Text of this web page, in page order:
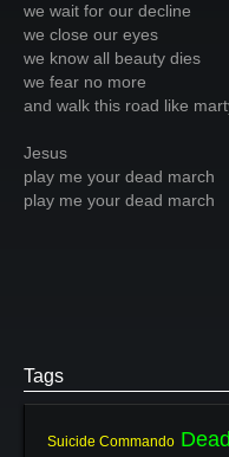
we wait for our decline
we close our eyes
we know all beauty dies
we fear no more
and walk this road like
Jesus
play me your dead march
play me your dead march
Tags
Suicide Commando